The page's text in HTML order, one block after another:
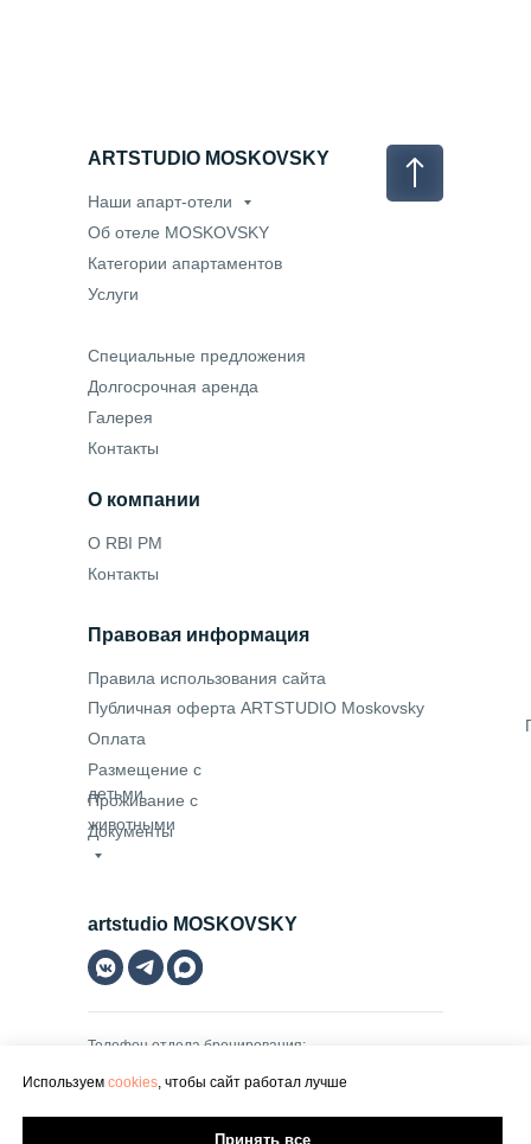
+7 (812) 223 03 02
Телефон отдела бронирования:
artstudio MOSKOVSKY
booking@artstudiohotels.ru
О RBI PM
Контакты
Правила использования сайта
Публичная оферта ARTSTUDIO Moskovsky
Оплата
Проживание с
животными
Размещение с
детьми
О компании
Наши апарт-отели
Об отеле MOSKOVSKY
Категории апартаментов
ARTSTUDIO MOSKOVSKY
Правовая информация
Документы
Специальные предложения
Долгосрочная аренда
Галерея
Контакты
Услуги
Используем cookies, чтобы сайт работал лучше
Принять все